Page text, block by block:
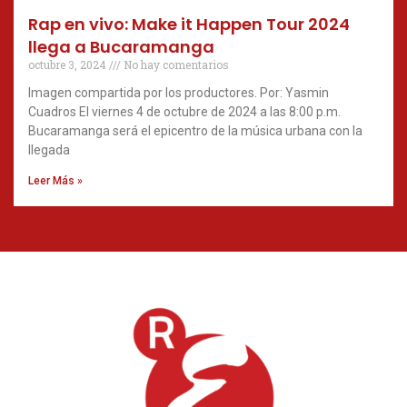
Rap en vivo: Make it Happen Tour 2024
llega a Bucaramanga
octubre 3, 2024
No hay comentarios
Imagen compartida por los productores. Por: Yasmin
Cuadros El viernes 4 de octubre de 2024 a las 8:00 p.m.
Bucaramanga será el epicentro de la música urbana con la
llegada
Leer Más »